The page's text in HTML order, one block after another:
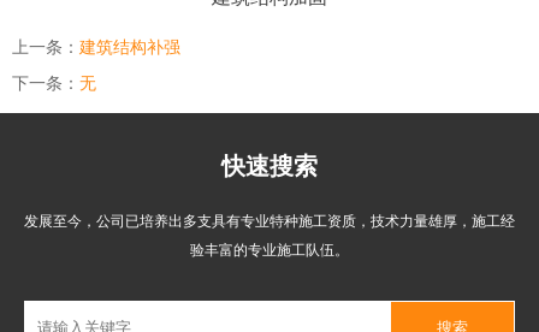
上一条： 建筑结构补强
下一条： 无
快速搜索
发展至今，公司已培养出多支具有专业特种施工资质，技术力量雄厚，施工经
验丰富的专业施工队伍。